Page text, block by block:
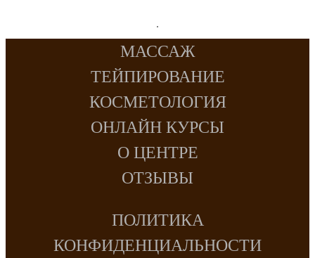
МАССАЖ
ТЕЙПИРОВАНИЕ
КОСМЕТОЛОГИЯ
ОНЛАЙН КУРСЫ
О ЦЕНТРЕ
ОТЗЫВЫ
ПОЛИТИКА
КОНФИДЕНЦИАЛЬНОСТИ